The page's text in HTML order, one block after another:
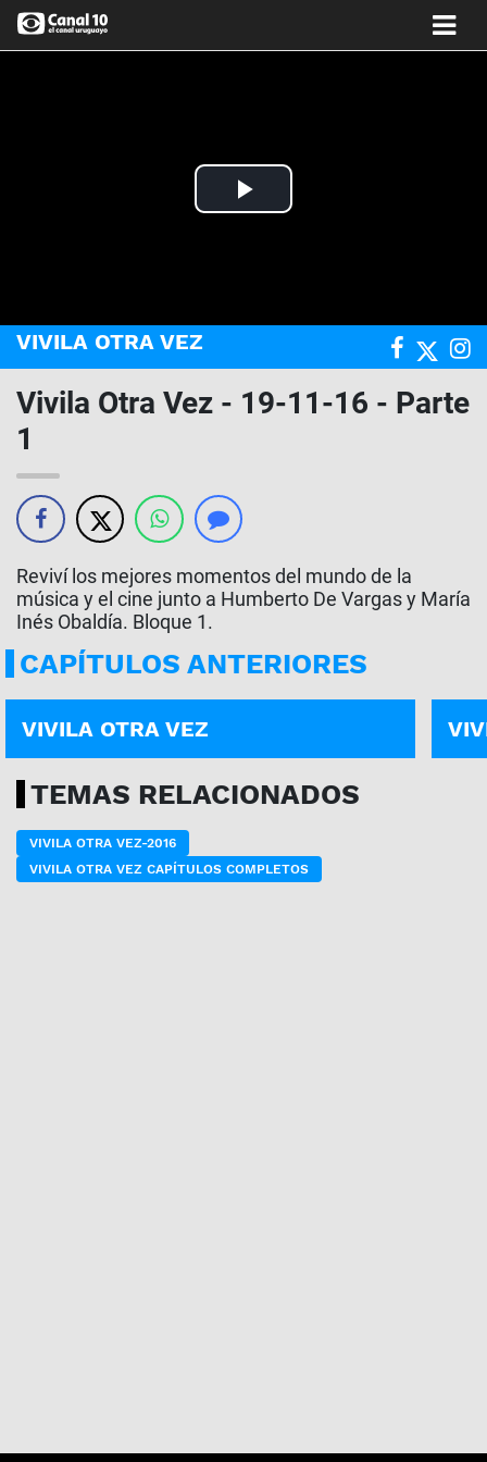
Play
VIVILA OTRA VEZ
Vivila Otra Vez - 19-11-16 - Parte
1
Reviví los mejores momentos del mundo de la
música y el cine junto a Humberto De Vargas y María
Inés Obaldía. Bloque 1.
CAPÍTULOS ANTERIORES
PROGRAMA COMPLETO | 10-07
VIVILA OTRA VEZ
TEMAS RELACIONADOS
VIVILA OTRA VEZ-2016
VIVILA OTRA VEZ CAPÍTULOS COMPLETOS